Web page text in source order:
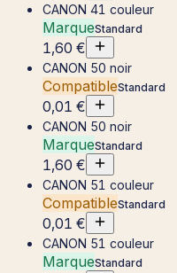
CANON 41 couleur
MarqueStandard
1,60 €
CANON 50 noir
CompatibleStandard
0,01 €
CANON 50 noir
MarqueStandard
1,60 €
CANON 51 couleur
CompatibleStandard
0,01 €
CANON 51 couleur
MarqueStandard